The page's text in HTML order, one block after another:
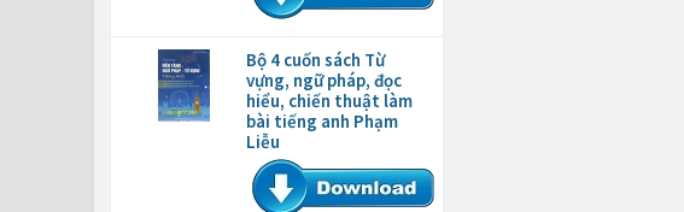
Bộ 4 cuốn sách Từ
vựng, ngữ pháp, đọc
hiểu, chiến thuật làm
bài tiếng anh Phạm
Liễu